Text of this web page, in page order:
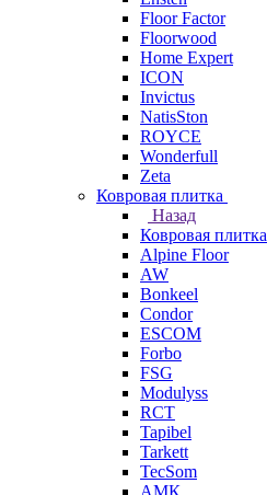
Floor Factor
Floorwood
Home Expert
ICON
Invictus
NatisSton
ROYCE
Wonderfull
Zeta
Ковровая плитка
Назад
Ковровая плитка
Alpine Floor
AW
Bonkeel
Condor
ESCOM
Forbo
FSG
Modulyss
RCT
Tapibel
Tarkett
TecSom
АМК